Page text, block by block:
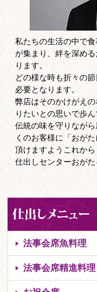
私たちの生活の中で
が集まり、絆を深め
ります。
どの様な時も折々の
必要となります。
弊店はそのかけがえ
りたいとの思いで歩ん
伝統の味を守りなが
くのお客様に「おが
頂けますようこれから
仕出しセンターおがた
法事会席魚料理
法事会席精進料理